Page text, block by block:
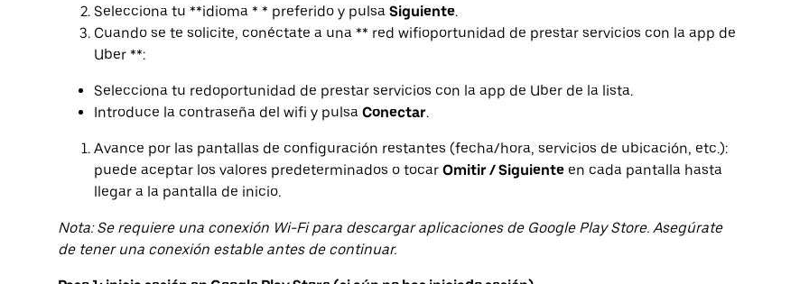
Selecciona tu **idioma * * preferido y pulsa Siguiente.
Cuando se te solicite, conéctate a una ** red wifioportunidad de prestar servicios con la app de
Uber **:
Selecciona tu redoportunidad de prestar servicios con la app de Uber de la lista.
Introduce la contraseña del wifi y pulsa Conectar.
Avance por las pantallas de configuración restantes (fecha/hora, servicios de ubicación, etc.):
puede aceptar los valores predeterminados o tocar Omitir / Siguiente en cada pantalla hasta
llegar a la pantalla de inicio.
Nota: Se requiere una conexión Wi-Fi para descargar aplicaciones de Google Play Store. Asegúrate
de tener una conexión estable antes de continuar.